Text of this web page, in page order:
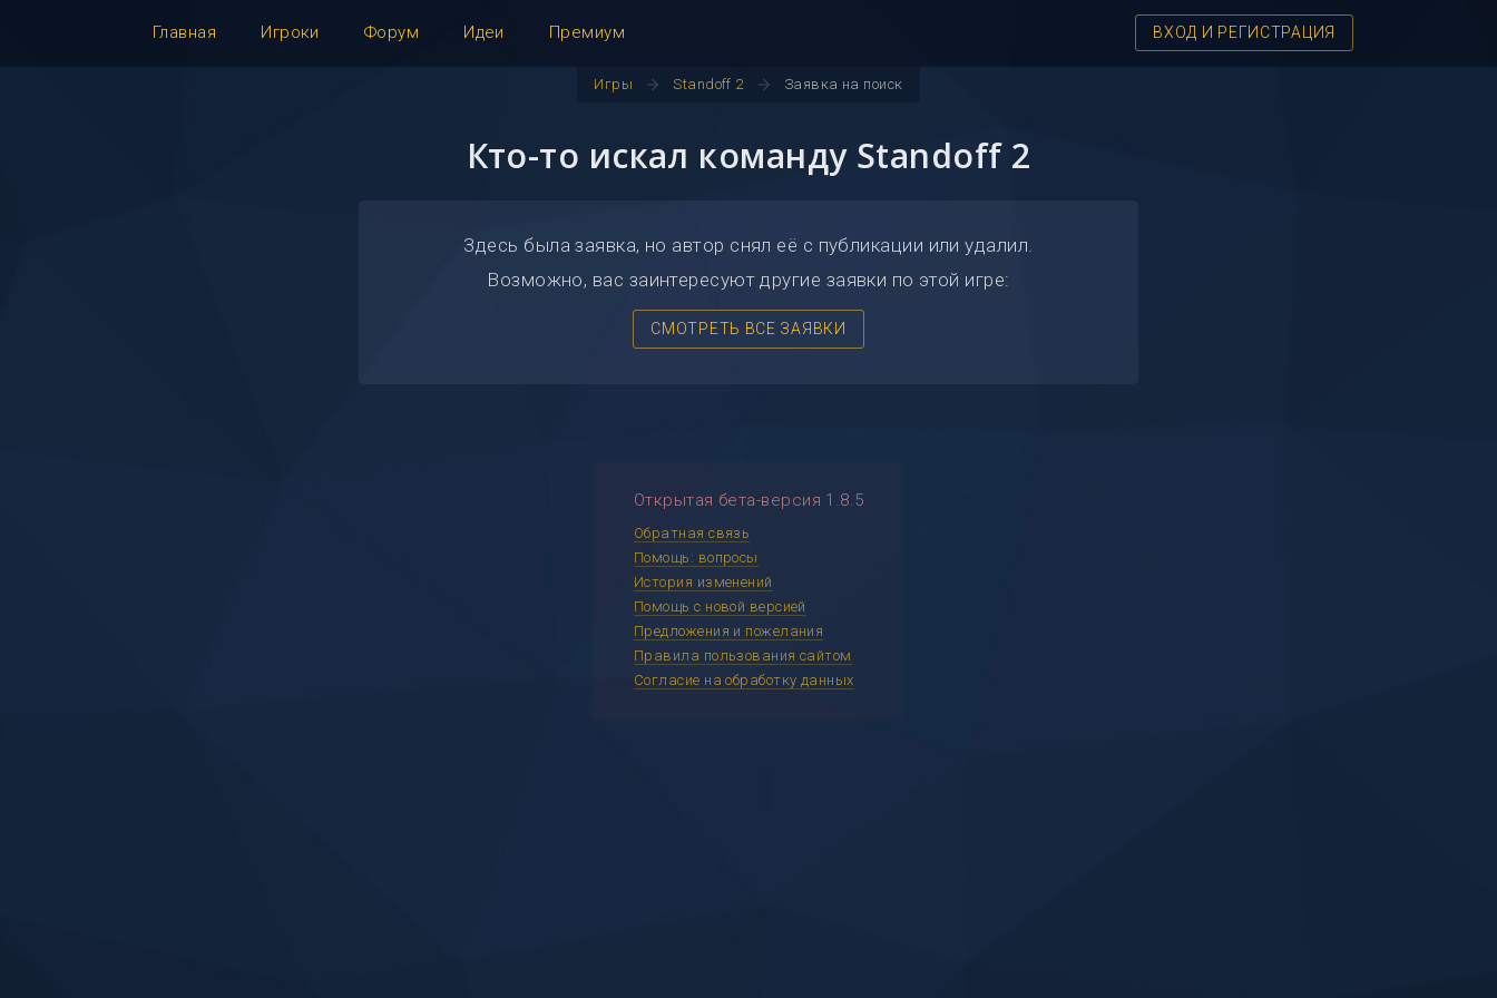
Главная Игроки Форум Идеи Премиум ВХОД И РЕГИСТРАЦИЯ
Игры arrow_forward Standoff 2 arrow_forward Заявка на поиск
Кто-то искал команду Standoff 2
Здесь была заявка, но автор снял её с публикации или удалил.
Возможно, вас заинтересуют другие заявки по этой игре:
СМОТРЕТЬ ВСЕ ЗАЯВКИ
Открытая бета-версия 1.8.5
Обратная связь
Помощь: вопросы
История изменений
Помощь с новой версией
Предложения и пожелания
Правила пользования сайтом
Согласие на обработку данных